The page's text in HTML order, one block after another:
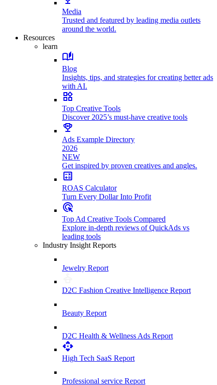
Media
Trusted and featured by leading media outlets
around the world.
Resources
learn
Blog
Insights, tips, and strategies for creating better ads
with AI.
Top Creative Tools
Discover 2025’s must-have creative tools
Ads Example Directory
2026
NEW
Get inspired by proven creatives and angles.
ROAS Calculator
Turn Every Dollar Into Profit
Top Ad Creative Tools Compared
Explore in-depth reviews of QuickAds vs
leading tools
Industry Insight Reports
Jewelry Report
D2C Fashion Creative Intelligence Report
Beauty Report
D2C Health & Wellness Ads Report
High Tech SaaS Report
Professional service Report